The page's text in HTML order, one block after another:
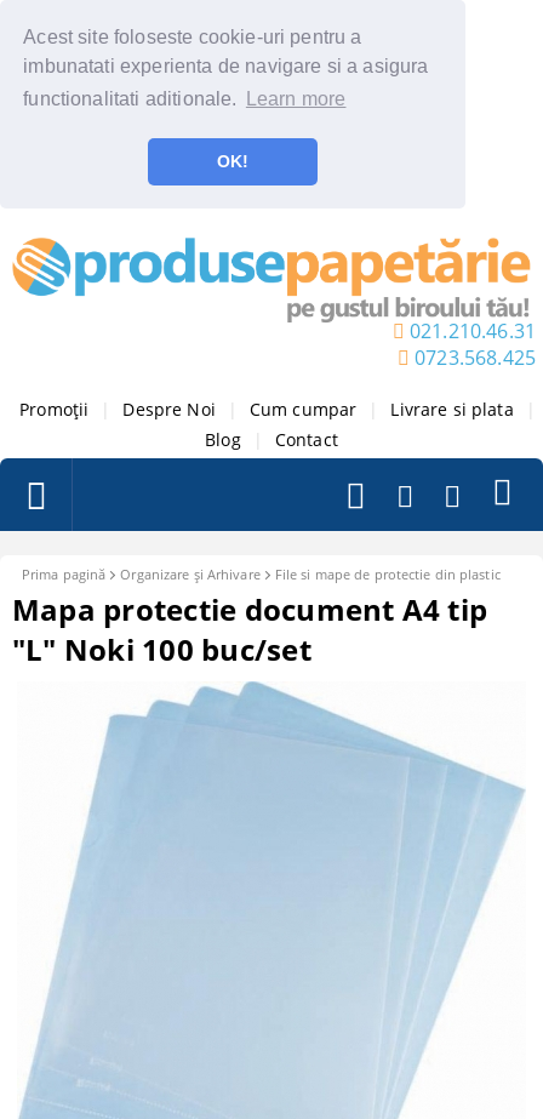
Acest site foloseste cookie-uri pentru a
imbunatati experienta de navigare si a asigura
functionalitati aditionale.
Learn more
OK!
021.210.46.31
0723.568.425
Promoții Despre Noi Cum cumpar Livrare si plata
Blog
Contact
Prima pagină Organizare şi Arhivare File si mape de protectie din plastic
Mapa protectie document A4 tip
"L" Noki 100 buc/set